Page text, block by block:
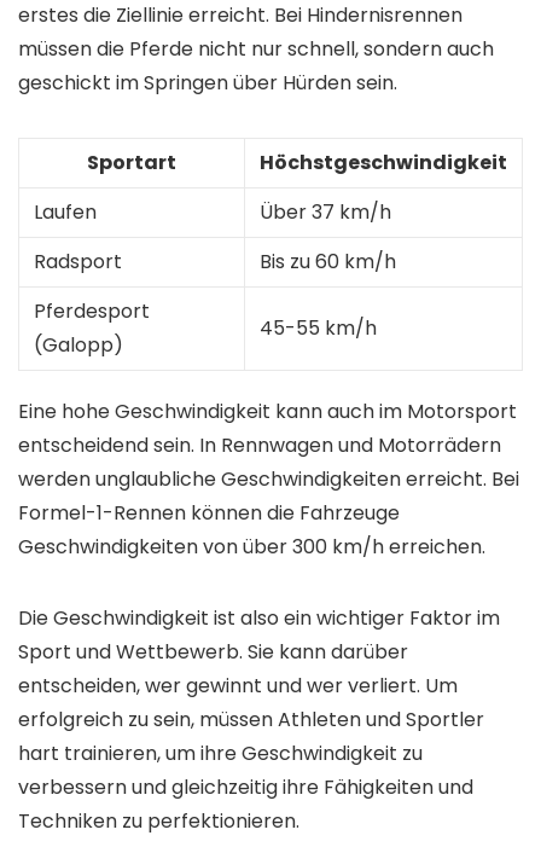
erstes die Ziellinie erreicht. Bei Hindernisrennen
müssen die Pferde nicht nur schnell, sondern auch
geschickt im Springen über Hürden sein.
Sportart
Höchstgeschwindigkeit
Laufen
Über 37 km/h
Radsport
Bis zu 60 km/h
Pferdesport
(Galopp)
45-55 km/h
Eine hohe Geschwindigkeit kann auch im Motorsport
entscheidend sein. In Rennwagen und Motorrädern
werden unglaubliche Geschwindigkeiten erreicht. Bei
Formel-1-Rennen können die Fahrzeuge
Geschwindigkeiten von über 300 km/h erreichen.
Die Geschwindigkeit ist also ein wichtiger Faktor im
Sport und Wettbewerb. Sie kann darüber
entscheiden, wer gewinnt und wer verliert. Um
erfolgreich zu sein, müssen Athleten und Sportler
hart trainieren, um ihre Geschwindigkeit zu
verbessern und gleichzeitig ihre Fähigkeiten und
Techniken zu perfektionieren.